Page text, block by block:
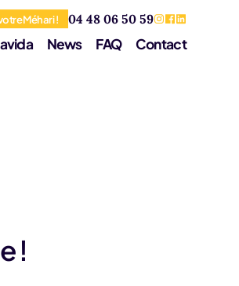
News FAQ Contact
Méhari ! 04 48 06 50 59
!